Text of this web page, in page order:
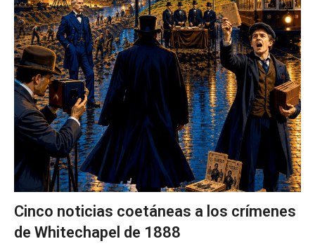
Cinco noticias coetáneas a los crímenes
de Whitechapel de 1888